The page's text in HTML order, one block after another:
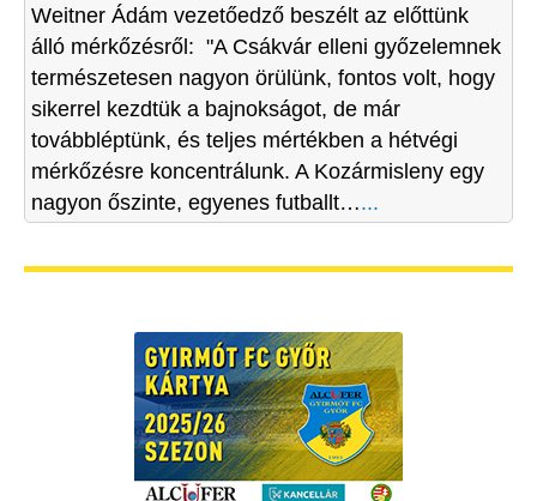
Weitner Ádám vezetőedző beszélt az előttünk
álló mérkőzésről: "A Csákvár elleni győzelemnek
természetesen nagyon örülünk, fontos volt, hogy
sikerrel kezdtük a bajnokságot, de már
továbbléptünk, és teljes mértékben a hétvégi
mérkőzésre koncentrálunk. A Kozármisleny egy
nagyon őszinte, egyenes futballt…...